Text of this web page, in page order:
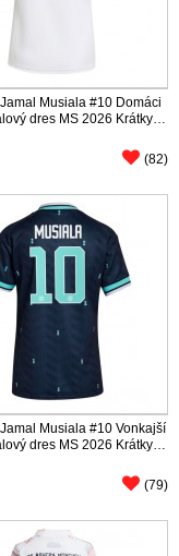
Musiala #10 Domáci
dres MS 2026 Krátky
(82)
Musiala #10 Vonkajší
dres MS 2026 Krátky
(79)